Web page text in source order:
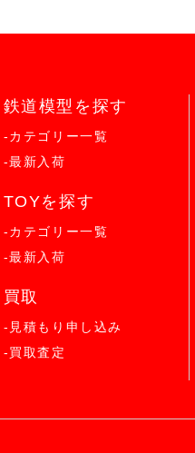
鉄道模型を探す
-カテゴリー一覧
-最新入荷
TOYを探す
-カテゴリー一覧
-最新入荷
買取
-見積もり申し込み
-買取査定